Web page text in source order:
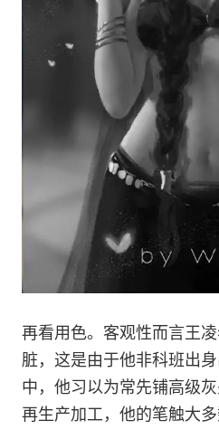
再看用色。客观性而言王
脏，这是由于他非科班出
中，他习以为常先铺高级
再生产加工，他的笔触大